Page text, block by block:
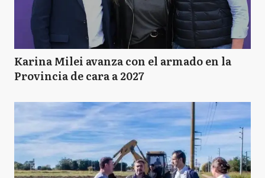
Karina Milei avanza con el armado en la
Provincia de cara a 2027